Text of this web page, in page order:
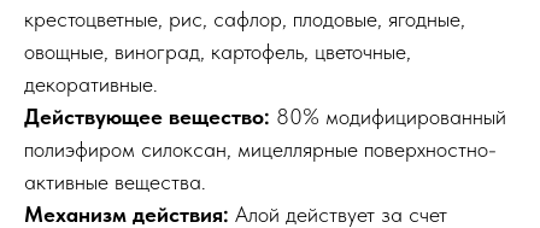
крестоцветные, рис, сафлор, плодовые, ягодные,
овощные, виноград, картофель, цветочные,
декоративные.
Действующее вещество: 80% модифицированный
полиэфиром силоксан, мицеллярные поверхностно-
активные вещества.
Механизм действия: Алой действует за счет